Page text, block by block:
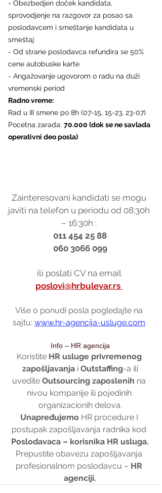
- Obezbedjen doček kandidata,
sprovodjenje na razgovor za posao sa
poslodavcem i smeštanje kandidata u
smeštaj
- Od strane poslodavca refundira se 50%
cene autobuske karte
- Angažovanje ugovorom o radu na duži
vremenski period
Radno vreme:
Rad u III smene po 8h (07-15, 15-23, 23-07)
Pocetna zarada: 70.000 (dok se ne savlada
operativni deo posla)
Zainteresovani kandidati se mogu
javiti na telefon u periodu od 08:30h
– 16:30h :
011 454 25 88
060 3066 099
ili poslati CV na email
poslovi@hrbulevar.rs
Više o ponudi posla pogledajte na
sajtu: www.hr-agencija-usluge.com
Info – HR agencija
Koristite HR usluge privremenog
zapošljavanja i Outstaffing-a ili
uvedite Outsourcing zaposlenih na
nivou kompanije ili pojedinih
organizacionih delova.
Unapređujemo HR procedure I
postupak zapošljavanja radnika kod
Poslodavaca – korisnika HR usluga.
Prepustite obavezu zapošljavanja
profesionalnom poslodavcu – HR
agenciji.